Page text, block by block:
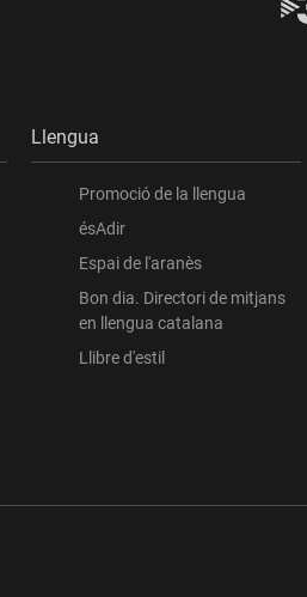
Llengua
Promoció de la llengua
ésAdir
Espai de l'aranès
Bon dia. Directori de mitjans
en llengua catalana
Llibre d'estil